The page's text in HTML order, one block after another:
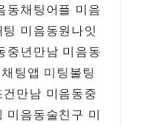
동채팅어플 미음
미음동원나잇
중년만남 미음동
팅앱 미팅불팅
만남 미음동중
미음동술친구 미